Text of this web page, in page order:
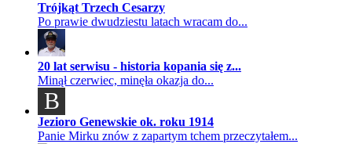
Trójkąt Trzech Cesarzy
Po prawie dwudziestu latach wracam do...
20 lat serwisu - historia kopania się z...
Minął czerwiec, minęła okazja do...
B
Jezioro Genewskie ok. roku 1914
Panie Mirku znów z zapartym tchem przeczytałem...